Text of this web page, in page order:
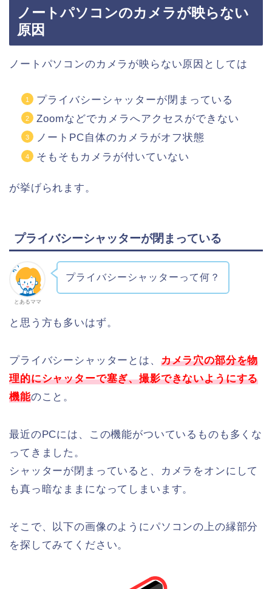
ノートパソコンのカメラが映らない
原因
ノートパソコンのカメラが映らない原因としては
プライバシーシャッターが閉まっている
Zoomなどでカメラへアクセスができない
ノートPC自体のカメラがオフ状態
そもそもカメラが付いていない
が挙げられます。
プライバシーシャッターが閉まっている
とあるママ
プライバシーシャッターって何？
と思う方も多いはず。
プライバシーシャッターとは、 カメラ穴の部分を物
理的にシャッターで塞ぎ、撮影できないようにする
機能のこと。
最近のPCには、この機能がついているものも多くな
ってきました。
シャッターが閉まっていると、カメラをオンにして
も真っ暗なままになってしまいます。
そこで、以下の画像のようにパソコンの上の縁部分
を探してみてください。